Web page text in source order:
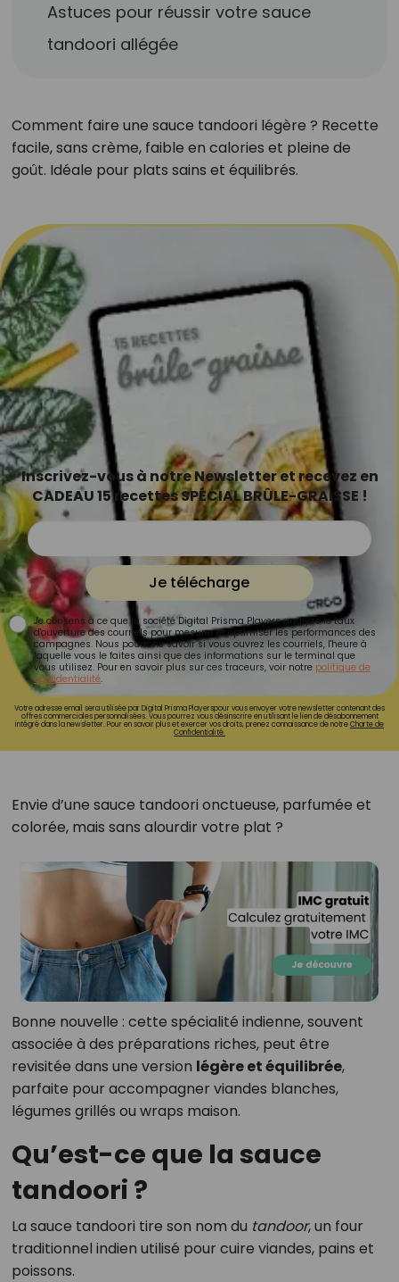
Astuces pour réussir votre sauce
tandoori allégée
Comment faire une sauce tandoori légère ? Recette
facile, sans crème, faible en calories et pleine de
goût. Idéale pour plats sains et équilibrés.
Inscrivez-vous à notre Newsletter et recevez en
CADEAU 15 recettes SPÉCIAL BRÛLE-GRAISSE !
Je télécharge
Je consens à ce que la société Digital Prisma Players analyse le taux
d'ouverture des courriels pour mesurer et optimiser les performances des
campagnes. Nous pourrons savoir si vous ouvrez les courriels, l'heure à
laquelle vous le faites ainsi que des informations sur le terminal que
vous utilisez. Pour en savoir plus sur ces traceurs, voir notre politique de
confidentialité.
Votre adresse email sera utilisée par Digital Prisma Playerspour vous envoyer votre newsletter contenant des
offres commerciales personnalisées. Vous pourrez vous désinscrire en utilisant le lien de désabonnement
intégré dans la newsletter. Pour en savoir plus et exercer vos droits, prenez connaissance de notreCharte de
Confidentialité.
Envie d’une sauce tandoori onctueuse, parfumée et
colorée, mais sans alourdir votre plat ?
Bonne nouvelle : cette spécialité indienne, souvent
associée à des préparations riches, peut être
revisitée dans une version légère et équilibrée,
parfaite pour accompagner viandes blanches,
légumes grillés ou wraps maison.
Qu’est-ce que la sauce
tandoori ?
La sauce tandoori tire son nom du tandoor, un four
traditionnel indien utilisé pour cuire viandes, pains et
poissons.